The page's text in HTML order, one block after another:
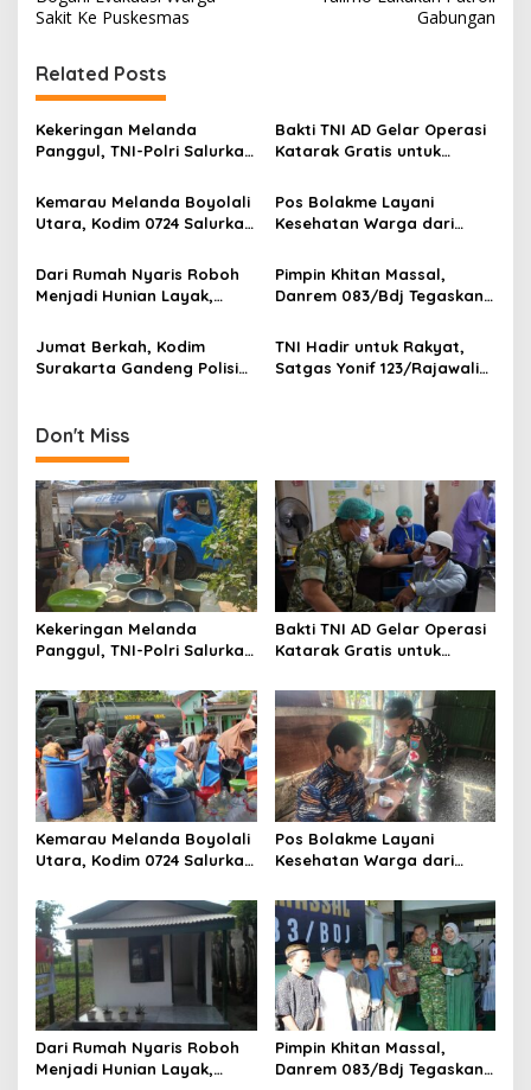
n
a
v
g
a
t
i
o
n
Sakit Ke Puskesmas
Gabungan
Related Posts
Kekeringan Melanda
Panggul, TNI-Polri Salurkan
Bakti TNI AD Gelar Operasi
Katarak Gratis untuk
Kemarau Melanda Boyolali
Utara, Kodim 0724 Salurkan
Pos Bolakme Layani
Kesehatan Warga dari
Pegunungan
Dari Rumah Nyaris Roboh
Menjadi Hunian Layak,
Wujudkan Harapan Ibu Feri
Pimpin Khitan Massal,
Danrem 083/Bdj Tegaskan
Jumat Berkah, Kodim
Surakarta Gandeng Polisi
TNI Hadir untuk Rakyat,
Satgas Yonif 123/Rajawali
Don't Miss
Kekeringan Melanda
Panggul, TNI-Polri Salurkan
Bakti TNI AD Gelar Operasi
Katarak Gratis untuk
Kemarau Melanda Boyolali
Utara, Kodim 0724 Salurkan
Pos Bolakme Layani
Kesehatan Warga dari
Pegunungan
Dari Rumah Nyaris Roboh
Menjadi Hunian Layak,
Pimpin Khitan Massal,
Danrem 083/Bdj Tegaskan